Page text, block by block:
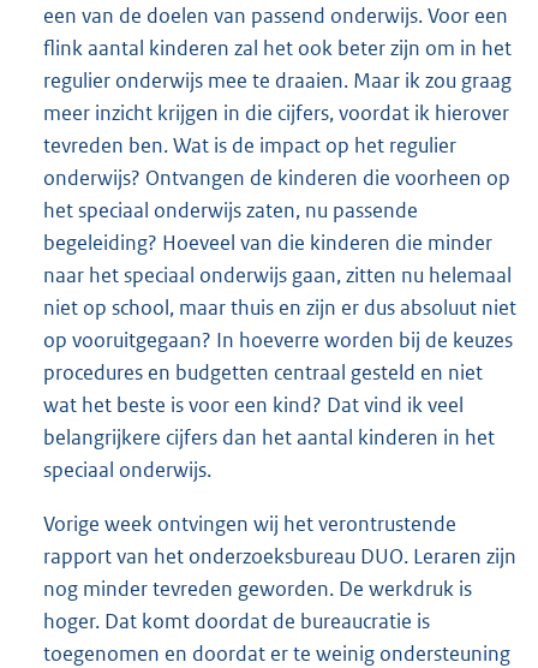
een van de doelen van passend onderwijs. Voor een
flink aantal kinderen zal het ook beter zijn om in het
regulier onderwijs mee te draaien. Maar ik zou graag
meer inzicht krijgen in die cijfers, voordat ik hierover
tevreden ben. Wat is de impact op het regulier
onderwijs? Ontvangen de kinderen die voorheen op
het speciaal onderwijs zaten, nu passende
begeleiding? Hoeveel van die kinderen die minder
naar het speciaal onderwijs gaan, zitten nu helemaal
niet op school, maar thuis en zijn er dus absoluut niet
op vooruitgegaan? In hoeverre worden bij de keuzes
procedures en budgetten centraal gesteld en niet
wat het beste is voor een kind? Dat vind ik veel
belangrijkere cijfers dan het aantal kinderen in het
speciaal onderwijs.
Vorige week ontvingen wij het verontrustende
rapport van het onderzoeksbureau DUO. Leraren zijn
nog minder tevreden geworden. De werkdruk is
hoger. Dat komt doordat de bureaucratie is
toegenomen en doordat er te weinig ondersteuning